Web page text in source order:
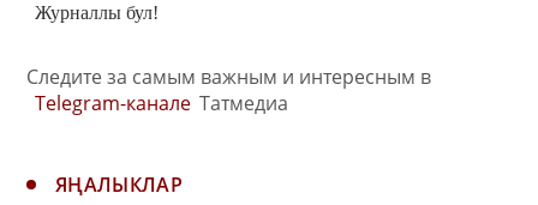
Журналлы бул!
Следите за самым важным и интересным в
Telegram-канале Татмедиа
ЯҢАЛЫКЛАР